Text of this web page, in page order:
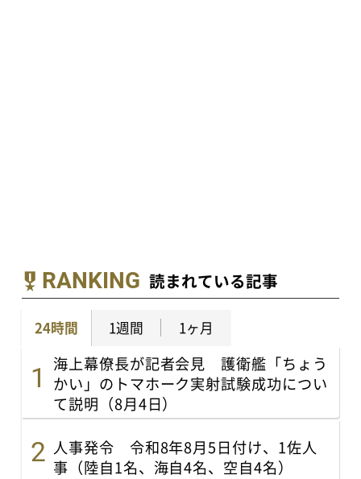
RANKING 読まれている記事
24時間 1週間 1ヶ月
海上幕僚長が記者会見 護衛艦「ちょう
かい」のトマホーク実射試験成功につい
て説明（8月4日）
人事発令 令和8年8月5日付け、1佐人
事（陸自1名、海自4名、空自4名）